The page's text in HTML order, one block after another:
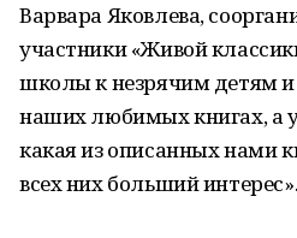
Варвара Яковлева,
участники «Живой
школы к незрячим детям и
наших любимых книгах, а
какая из описанных нами
всех них больший интерес».